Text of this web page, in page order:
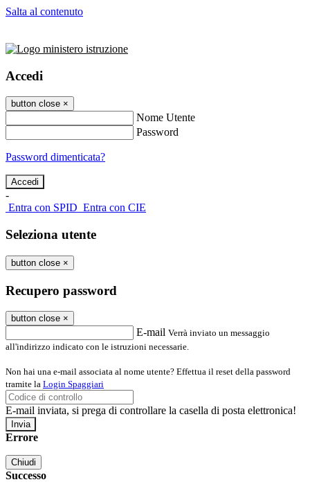
Salta al contenuto
Accedi
button close ×
Nome Utente
Password
Password dimenticata?
-
Entra con SPID Entra con CIE
Seleziona utente
button close ×
Recupero password
button close ×
E-mail Verrà inviato un messaggio
all'indirizzo indicato con le istruzioni necessarie.
Non hai una e-mail associata al nome utente? Effettua il reset della password
tramite la Login Spaggiari
E-mail inviata, si prega di controllare la casella di posta elettronica!
Errore
Chiudi
Successo